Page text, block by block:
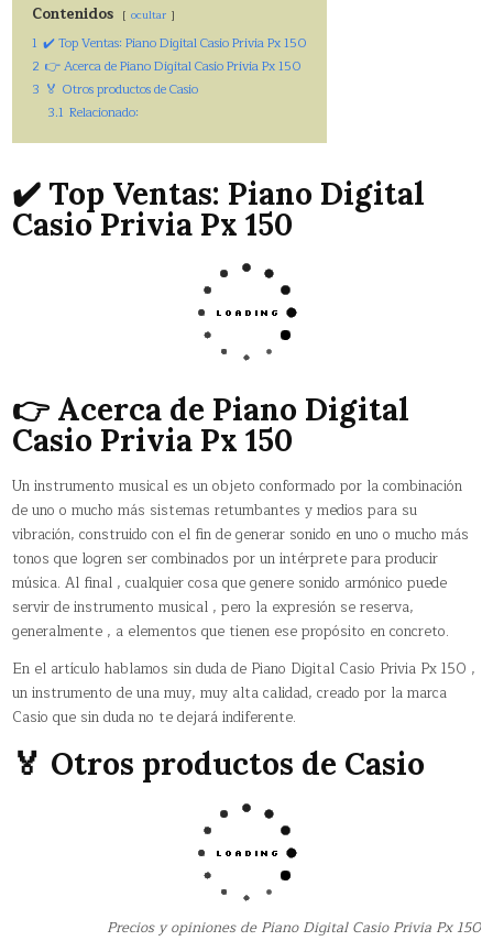
Contenidos ocultar
1 ✔️ Top Ventas: Piano Digital Casio Privia Px 150
2 👉 Acerca de Piano Digital Casio Privia Px 150
3 🏅 Otros productos de Casio
3.1 Relacionado:
✔️ Top Ventas: Piano Digital
Casio Privia Px 150
👉 Acerca de Piano Digital
Casio Privia Px 150
Un instrumento musical es un objeto conformado por la combinación
de uno o mucho más sistemas retumbantes y medios para su
vibración, construido con el fin de generar sonido en uno o mucho más
tonos que logren ser combinados por un intérprete para producir
música. Al final , cualquier cosa que genere sonido armónico puede
servir de instrumento musical , pero la expresión se reserva,
generalmente , a elementos que tienen ese propósito en concreto.
En el artículo hablamos sin duda de Piano Digital Casio Privia Px 150 ,
un instrumento de una muy, muy alta calidad, creado por la marca
Casio que sin duda no te dejará indiferente.
🏅 Otros productos de Casio
Precios y opiniones de Piano Digital Casio Privia Px 150